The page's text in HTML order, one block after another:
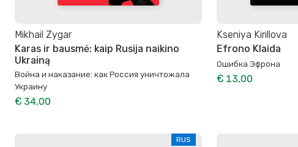
Mikhail Zygar
Karas ir bausmė: kaip Rusija naikino
Ukrainą
Война и наказание: как Россия уничтожала
Украину
€ 34,00
Kseniya Kirillova
Efrono Klaida
Ошибка Эфрона
€ 13,00
RUS